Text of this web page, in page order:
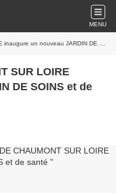
MENU
nouveau JARDIN DE SOINS et de santé
SUR LOIRE
DE SOINS et de